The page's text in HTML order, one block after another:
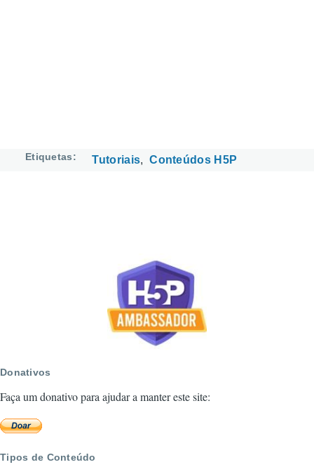
Etiquetas Tutoriais Conteúdos H5P
Donativos
Faça um donativo para ajudar a manter este site:
Tipos de Conteúdo